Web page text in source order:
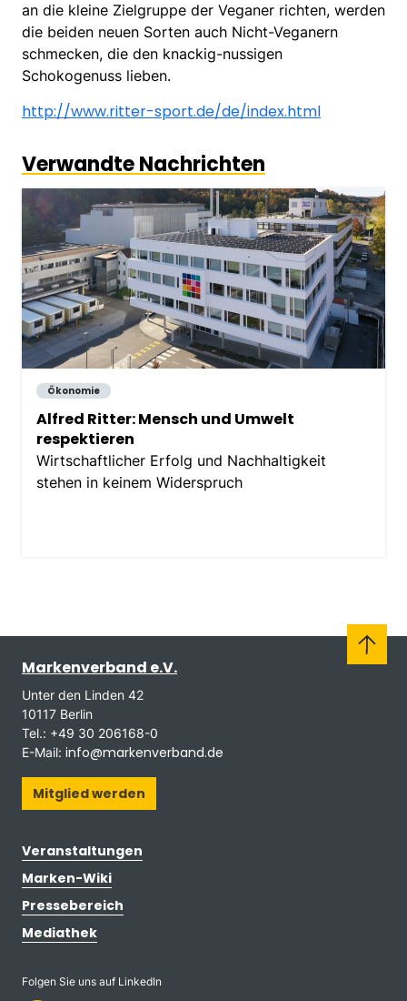
an die kleine Zielgruppe der Veganer richten, werden
die beiden neuen Sorten auch Nicht-Veganern
schmecken, die den knackig-nussigen
Schokogenuss lieben.
http://www.ritter-sport.de/de/index.html
Verwandte Nachrichten
Ökonomie
Alfred Ritter: Mensch und Umwelt
respektieren
Wirtschaftlicher Erfolg und Nachhaltigkeit
stehen in keinem Widerspruch
Markenverband e.V.
Unter den Linden 42
10117 Berlin
Tel.: +49 30 206168-0
E-Mail: info@markenverband.de
Mitglied werden
Veranstaltungen
Marken-Wiki
Pressebereich
Mediathek
Folgen Sie uns auf LinkedIn